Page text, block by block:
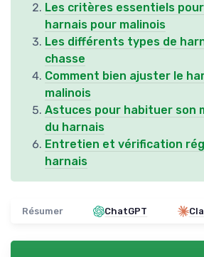
Les critères essentiels
harnais pour malinois
Les différents types de
chasse
Comment bien ajuster le
malinois
Astuces pour habituer son
du harnais
Entretien et vérification
harnais
Résumer ChatGPT